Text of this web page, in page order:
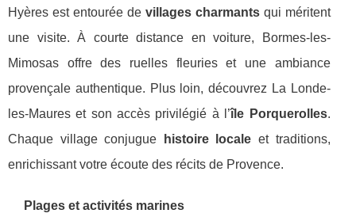
Hyères est entourée de villages charmantsqui méritent
une visite. À courte distance en voiture, Bormes-les-
Mimosas offre des ruelles fleuries et une ambiance
provençale authentique. Plus loin, découvrez La Londe-
les-Maures et son accès privilégié à l’île Porquerolles.
Chaque village conjugue
histoire locale et traditions,
enrichissant votre écoute des récits de Provence.
Plages et activités marines